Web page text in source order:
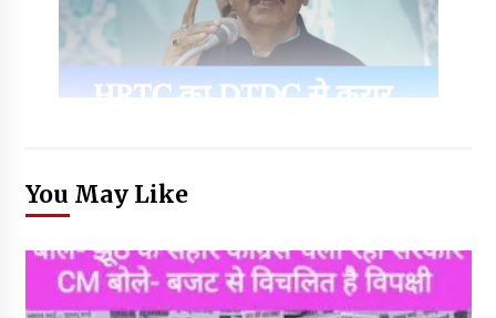
You May Like